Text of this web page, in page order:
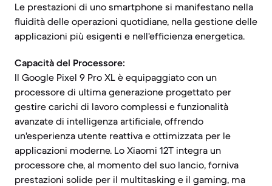
Le prestazioni di uno smartphone si manifestano nella
fluidità delle operazioni quotidiane, nella gestione delle
applicazioni più esigenti e nell'efficienza energetica.
Capacità del Processore:
Il Google Pixel 9 Pro XL è equipaggiato con un
processore di ultima generazione progettato per
gestire carichi di lavoro complessi e funzionalità
avanzate di intelligenza artificiale, offrendo
un'esperienza utente reattiva e ottimizzata per le
applicazioni moderne. Lo Xiaomi 12T integra un
processore che, al momento del suo lancio, forniva
prestazioni solide per il multitasking e il gaming, ma